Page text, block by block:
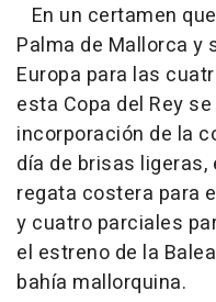
En un certamen
Palma de Mallorca y
Europa para las
esta Copa del Rey
incorporación de la
día de brisas
regata costera para
y cuatro parciales
el estreno de la
bahía mallorquina.